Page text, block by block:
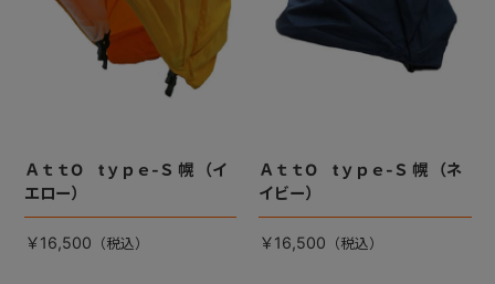
ＡｔｔO tｙｐｅ-Ｓ 幌 （イ
エロー）
￥16,500
ＡｔｔO tｙｐｅ-Ｓ 幌 （ネ
イビー）
￥16,500